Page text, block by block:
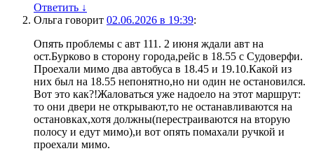
Ответить ↓
Ольга говорит 02.06.2026 в 19:39:
Опять проблемы с авт 111. 2 июня ждали авт на
ост.Бурково в сторону города,рейс в 18.55 с Судоверфи.
Проехали мимо два автобуса в 18.45 и 19.10.Какой из
них был на 18.55 непонятно,но ни один не остановился.
Вот это как?!Жаловаться уже надоело на этот маршрут:
то они двери не открывают,то не останавливаются на
остановках,хотя должны(перестраиваются на вторую
полосу и едут мимо),и вот опять помахали ручкой и
проехали мимо.